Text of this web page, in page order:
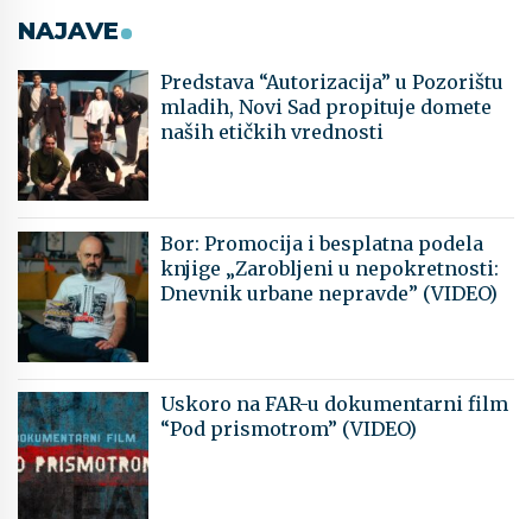
NAJAVE
Predstava “Autorizacija” u Pozorištu
mladih, Novi Sad propituje domete
naših etičkih vrednosti
Bor: Promocija i besplatna podela
knjige „Zarobljeni u nepokretnosti:
Dnevnik urbane nepravde” (VIDEO)
Uskoro na FAR-u dokumentarni film
“Pod prismotrom” (VIDEO)